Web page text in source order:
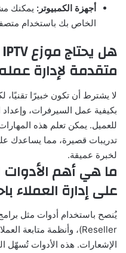
أجهزة الكمبيوتر :
الخاص بك باستخدام
متقدمة لإدارة
لا يشترط أن تكون خبيرًا
بكيفية عمل السيرفرات،
للعميل. يمكن تعلم هذه
تدريبات قصيرة، مما يساعدك
لخبرة عميقة.
على إدارة العملاء
الإشعارات. هذه الأدوات تُسهّل